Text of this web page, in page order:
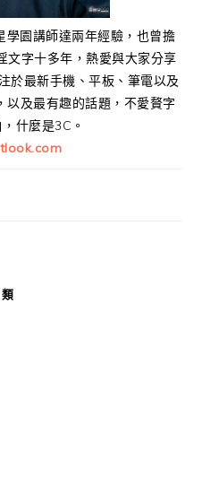
學園講師達兩年經驗，也曾擔
文字十多年，熱愛與大家分享
於最新手機、平板、筆電以及
及最有趣的話題，不愛贅字
什麼是3C。